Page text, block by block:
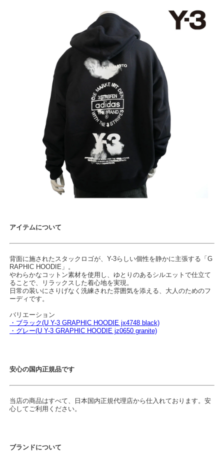
アイテムについて
背面に施されたスタックロゴが、Y-3らしい個性を静かに主張する「G
RAPHIC HOODIE」。
やわらかなコットン素材を使用し、ゆとりのあるシルエットで仕立て
ることで、リラックスした着心地を実現。
日常の装いにさりげなく洗練された雰囲気を添える、大人のためのフ
ーディです。
バリエーション
・ブラック(U Y-3 GRAPHIC HOODIE jx4748 black)
・グレー(U Y-3 GRAPHIC HOODIE jz0650 granite)
安心の国内正規品です
当店の商品はすべて、日本国内正規代理店から仕入れております。安
心してご利用ください。
ブランドについて